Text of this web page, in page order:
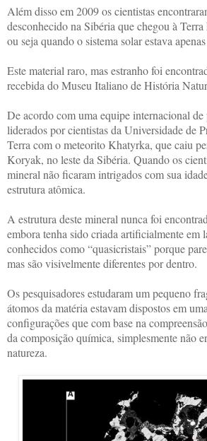
Além disso em 2009 os cientistas
desconhecido na Sibéria que chegou à
ou seja quando o sistema solar estava
Este material raro, mas estranho foi
recebida do Museu Italiano de História
De acordo com uma equipe internacional de
liderados por cientistas da Universidade de
Terra com o meteorito Khatyrka, que caiu
Koryak, no leste da Sibéria. Quando os
mineral não ficaram intrigados com sua
estrutura atômica.
A estrutura deste mineral nunca foi
embora tenha sido criada artificialmente em
conhecidos como “quasicristais” porque
mas são visivelmente diferentes por dentro.
Os pesquisadores estudaram um pequeno
átomos da matéria estavam dispostos em
configurações que com base na
da composição química, simplesmente não
natureza.